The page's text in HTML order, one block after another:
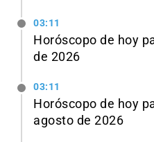
03:11
Horóscopo de hoy
de 2026
03:11
Horóscopo de hoy
agosto de 2026